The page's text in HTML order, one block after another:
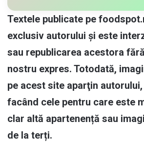
Textele publicate pe
exclusiv autorului și este
sau republicarea acestora
nostru expres. Totodată,
pe acest site aparţin
facând cele pentru care este
clar altă apartenență sau
de la terți.